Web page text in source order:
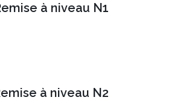
à niveau N1
à niveau N2